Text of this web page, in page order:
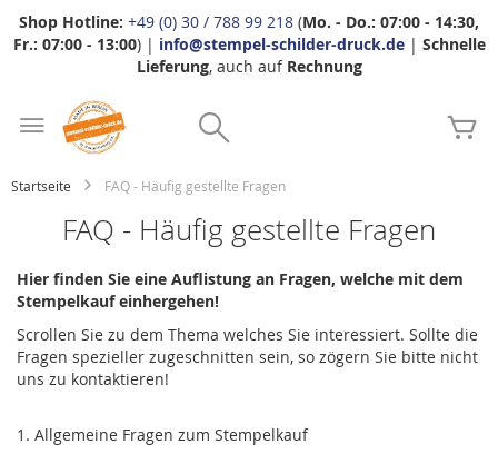
Shop Hotline: +49 (0) 30 / 788 99 218 (Mo. - Do.: 07:00 - 14:30,
Fr.: 07:00 - 13:00) | info@stempel-schilder-druck.de| Schnelle
Lieferung, auch auf Rechnung
Startseite FAQ - Häufig gestellte Fragen
FAQ - Häufig gestellte Fragen
Hier finden Sie eine Auflistung an Fragen, welche mit dem
Stempelkauf einhergehen!
Scrollen Sie zu dem Thema welches Sie interessiert. Sollte die
Fragen spezieller zugeschnitten sein, so zögern Sie bitte nicht
uns zu kontaktieren!
1. Allgemeine Fragen zum Stempelkauf